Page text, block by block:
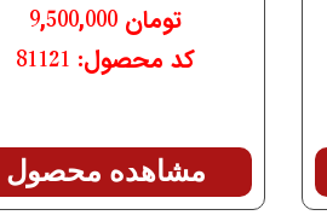
تومان
کد محصول: 81121
مشاهده محصول